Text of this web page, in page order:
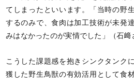
てしまったといいます。「当時の野
するのみで、食肉は加工技術が未発
みはなかったのが実情でした」（石﨑
こうした課題感を抱きシンクタンク
獲した野生鳥獣の有効活用として食